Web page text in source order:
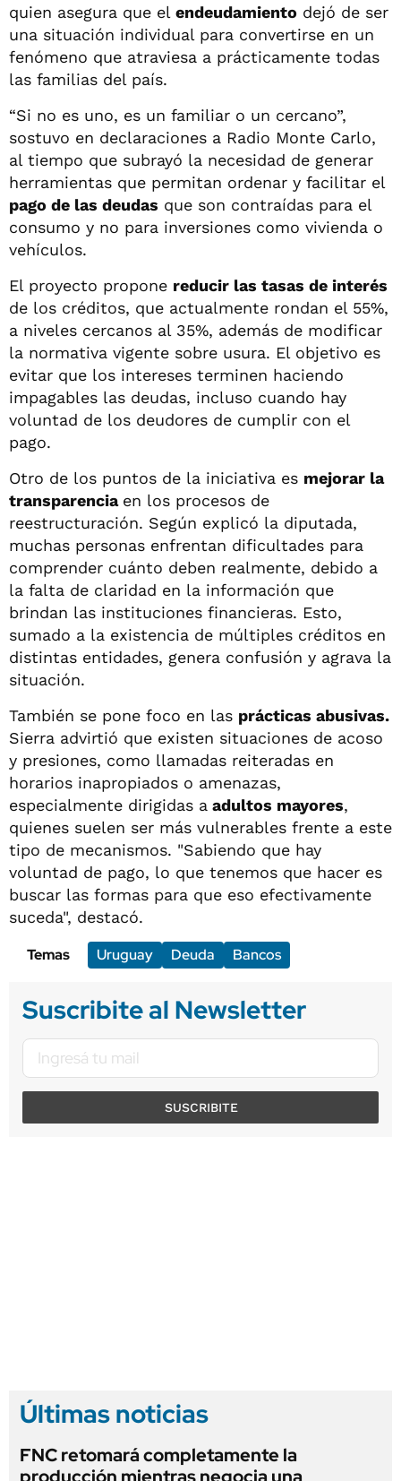
quien asegura que el endeudamiento dejó de ser
una situación individual para convertirse en un
fenómeno que atraviesa a prácticamente todas
las familias del país.
“Si no es uno, es un familiar o un cercano”,
sostuvo en declaraciones a Radio Monte Carlo,
al tiempo que subrayó la necesidad de generar
herramientas que permitan ordenar y facilitar el
pago de las deudas que son contraídas para el
consumo y no para inversiones como vivienda o
vehículos.
El proyecto propone reducir las tasas de interés
de los créditos, que actualmente rondan el 55%,
a niveles cercanos al 35%, además de modificar
la normativa vigente sobre usura. El objetivo es
evitar que los intereses terminen haciendo
impagables las deudas, incluso cuando hay
voluntad de los deudores de cumplir con el
pago.
Otro de los puntos de la iniciativa es mejorar la
transparencia en los procesos de
reestructuración. Según explicó la diputada,
muchas personas enfrentan dificultades para
comprender cuánto deben realmente, debido a
la falta de claridad en la información que
brindan las instituciones financieras. Esto,
sumado a la existencia de múltiples créditos en
distintas entidades, genera confusión y agrava la
situación.
También se pone foco en las prácticas abusivas.
Sierra advirtió que existen situaciones de acoso
y presiones, como llamadas reiteradas en
horarios inapropiados o amenazas,
especialmente dirigidas a adultos mayores,
quienes suelen ser más vulnerables frente a este
tipo de mecanismos. "Sabiendo que hay
voluntad de pago, lo que tenemos que hacer es
buscar las formas para que eso efectivamente
suceda", destacó.
Temas
Uruguay Deuda Bancos
Suscribite al Newsletter
SUSCRIBITE
Últimas noticias
FNC retomará completamente la
producción mientras negocia una